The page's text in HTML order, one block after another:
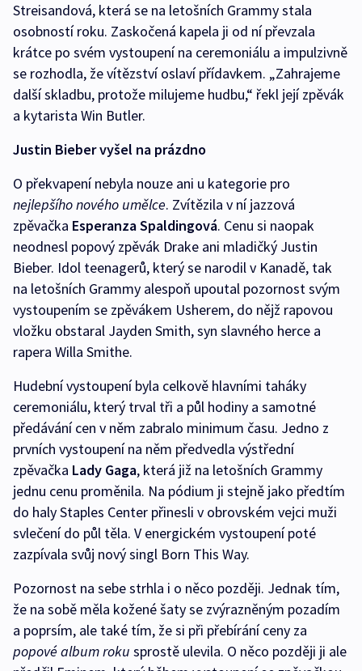
Streisandová, která se na letošních Grammy stala
osobností roku. Zaskočená kapela ji od ní převzala
krátce po svém vystoupení na ceremoniálu a impulzivně
se rozhodla, že vítězství oslaví přídavkem. „Zahrajeme
další skladbu, protože milujeme hudbu,“ řekl její zpěvák
a kytarista Win Butler.
Justin Bieber vyšel na prázdno
O překvapení nebyla nouze ani u kategorie pro
nejlepšího nového umělce. Zvítězila v ní jazzová
zpěvačka Esperanza Spaldingová. Cenu si naopak
neodnesl popový zpěvák Drake ani mladičký Justin
Bieber. Idol teenagerů, který se narodil v Kanadě, tak
na letošních Grammy alespoň upoutal pozornost svým
vystoupením se zpěvákem Usherem, do nějž rapovou
vložku obstaral Jayden Smith, syn slavného herce a
rapera Willa Smithe.
Hudební vystoupení byla celkově hlavními taháky
ceremoniálu, který trval tři a půl hodiny a samotné
předávání cen v něm zabralo minimum času. Jedno z
prvních vystoupení na něm předvedla výstřední
zpěvačka Lady Gaga, která již na letošních Grammy
jednu cenu proměnila. Na pódium ji stejně jako předtím
do haly Staples Center přinesli v obrovském vejci muži
svlečení do půl těla. V energickém vystoupení poté
zazpívala svůj nový singl Born This Way.
Pozornost na sebe strhla i o něco později. Jednak tím,
že na sobě měla kožené šaty se zvýrazněným pozadím
a poprsím, ale také tím, že si při přebírání ceny za
popové album roku sprostě ulevila. O něco později ji ale